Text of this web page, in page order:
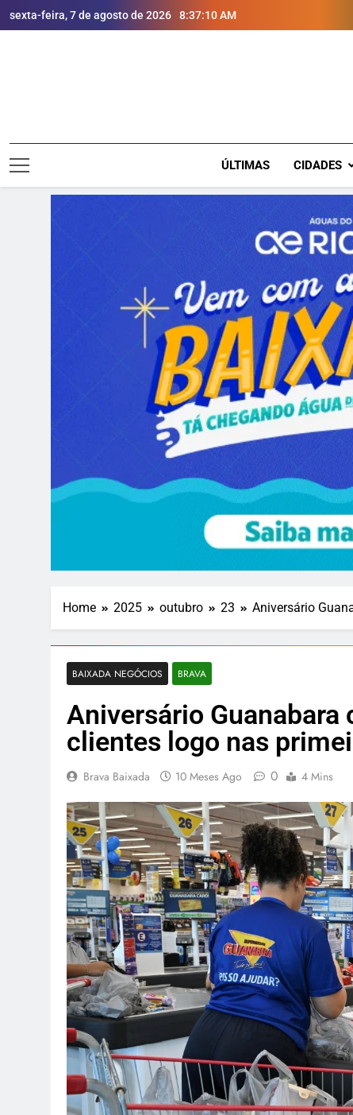
sexta-feira, 7 de agosto de 2026 8:37:11 AM
ÚLTIMAS CIDADES
Home 2025 outubro 23 Aniversário
BAIXADA NEGÓCIOS BRAVA
Aniversário Guanabara
clientes logo nas
Brava Baixada 10 Meses Ago 0 4 Mins